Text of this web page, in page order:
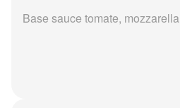
Base sauce tomate, mozzarella